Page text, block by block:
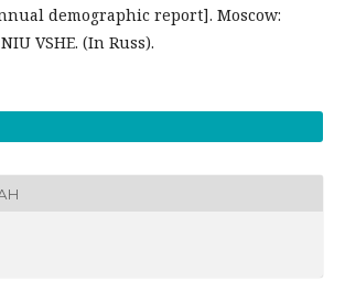
demographic report]. Moscow:
VSHE. (In Russ).